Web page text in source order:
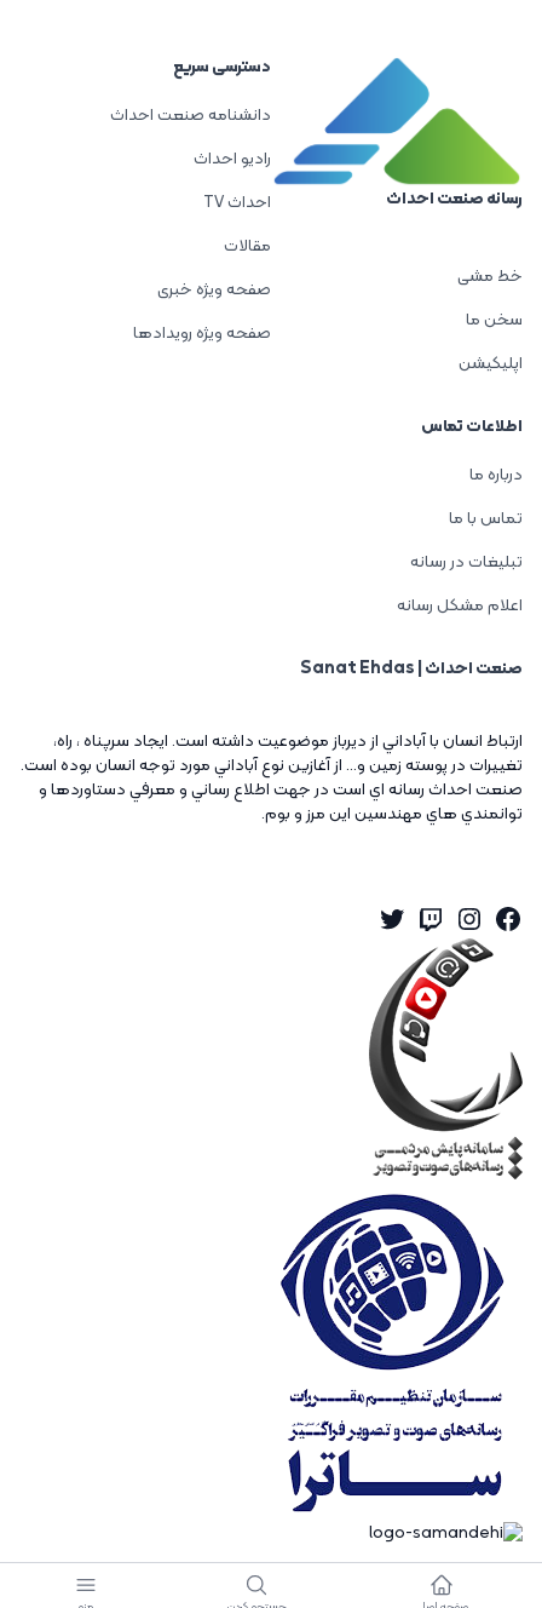
رسانه صنعت احداث
خط مشی
سخن ما
اپلیکیشن
دسترسی سریع
دانشنامه صنعت احداث
رادیو احداث
احداث TV
مقالات
صفحه ویژه خبری
صفحه ویژه رویدادها
اطلاعات تماس
درباره ما
تماس با ما
تبلیغات در رسانه
اعلام مشکل رسانه
صنعت احداث | Sanat Ehdas
ارتباط انسان با آباداني از ديرباز موضوعيت داشته است. ايجاد سرپناه ، راه،
تغييرات در پوسته زمين و... از آغازين نوع آباداني مورد توجه انسان بوده است.
صنعت احداث رسانه اي است در جهت اطلاع رساني و معرفي دستاوردها و
توانمندي هاي مهندسين اين مرز و بوم.
Facebook
Instagram
Twitch
Twitter